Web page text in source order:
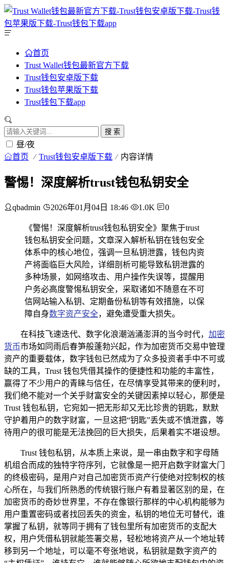
首页
Trust Wallet钱包最新官方下载
Trust钱包安卓版下载
Trust钱包苹果版下载
Trust钱包下载app
搜 索
昼/夜
首页 Trust钱包安卓版下载 内容详情
警惕！深度解析trust钱包私钥安全
qbadmin 2026年01月04日 18:46 1.0K 0
《警惕！深度解析trust钱包私钥安全》聚焦于trust
钱包私钥安全问题，文章深入解析私钥在钱包安全
体系中的核心地位，强调一旦私钥泄露，钱包内资
产将面临巨大风险，详细剖析可能导致私钥泄露的
多种场景，如网络攻击、用户操作失误等，提醒用
户务必高度警惕私钥安全，采取诸如不随意在不可
信网站输入私钥、定期备份私钥等有效措施，以保
障自身数字资产安全，避免遭受重大损失。
在科技飞速迭代、数字化浪潮汹涌澎湃的当今时代， 加密
货币市场如同雨后春笋般蓬勃兴起，作为加密货币交易中管理
资产的重要载体，数字钱包已然成为了众多投资者手中不可或
缺的工具，Trust 钱包凭借其操作的便捷性和功能的丰富性，
赢得了不少用户的青睐与信任，在尽情享受其带来的便利时，
我们绝不能对一个关乎财富安全的关键因素掉以轻心，那便是
Trust 钱包私钥，它宛如一把无形却又无比珍贵的钥匙，默默
守护着用户的数字财富，一旦这把“钥匙”丢失或不慎泄露，等
待用户的很可能是无法挽回的巨大损失，后果着实不堪设想。
Trust 钱包私钥，从本质上来说，是一串由数字和字母随
机组合而成的独特字符序列，它就像是一把开启数字财富大门
的终极密码，是用户对自己加密货币资产行使绝对控制权的核
心所在，与我们所熟悉的传统银行账户有着显著区别的是，在
加密货币的奇妙世界里，不存在像银行那样的中心机构能够为
用户重置密码或者找回丢失的资金，私钥的地位无可替代，谁
掌握了私钥，就等同于拥有了钱包里所有加密货币的支配大
权，用户凭借私钥就能签署交易，轻松地将资产从一个地址转
移到另一个地址，可以毫不夸张地说，私钥就是数字资产的